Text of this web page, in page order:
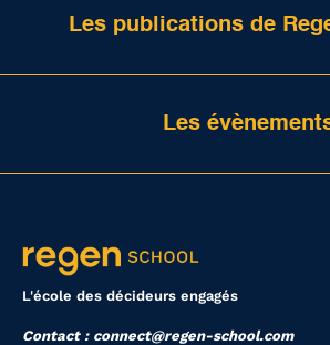
Les publications de
Les
L'école des décideurs engagés
Contact : connect@regen-school.com